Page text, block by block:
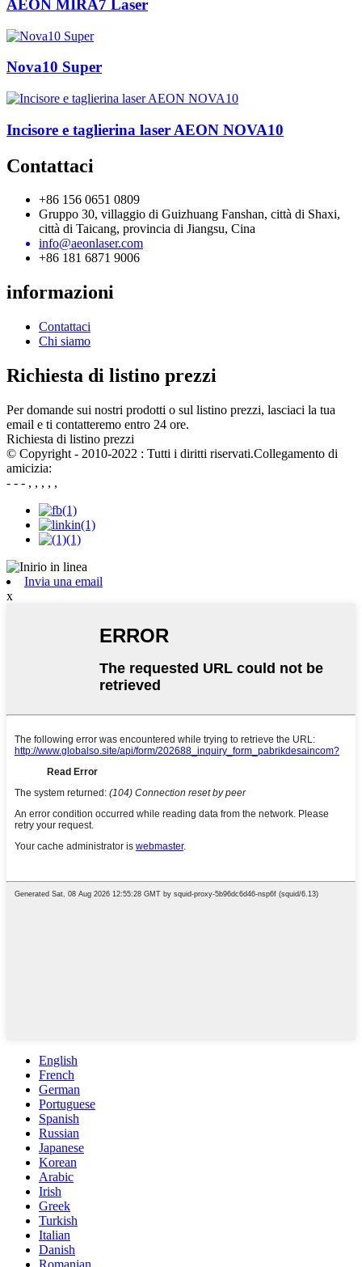
AEON MIRA7 Laser
Nova10 Super
Incisore e taglierina laser AEON NOVA10
Contattaci
+86 156 0651 0809
Gruppo 30, villaggio di Guizhuang Fanshan, città di Shaxi,
città di Taicang, provincia di Jiangsu, Cina
info@aeonlaser.com
+86 181 6871 9006
informazioni
Contattaci
Chi siamo
Richiesta di listino prezzi
Per domande sui nostri prodotti o sul listino prezzi, lasciaci la tua
email e ti contatteremo entro 24 ore.
Richiesta di listino prezzi
© Copyright - 2010-2022 : Tutti i diritti riservati.Collegamento di
amicizia:
- - - , , , , ,
Invia una email
x
English
French
German
Portuguese
Spanish
Russian
Japanese
Korean
Arabic
Irish
Greek
Turkish
Italian
Danish
Romanian